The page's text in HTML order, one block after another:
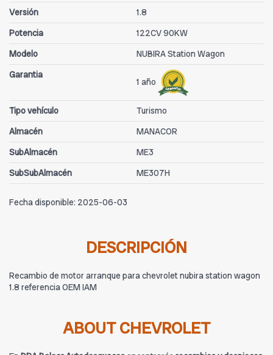
Versión
1.8
Potencia
122CV 90KW
Modelo
NUBIRA Station Wagon
Garantia
1 año
Tipo vehículo
Turismo
Almacén
MANACOR
SubAlmacén
ME3
SubSubAlmacén
ME307H
Fecha disponible: 2025-06-03
DESCRIPCIÓN
Recambio de motor arranque para chevrolet nubira station wagon
1.8 referencia OEM IAM
ABOUT CHEVROLET